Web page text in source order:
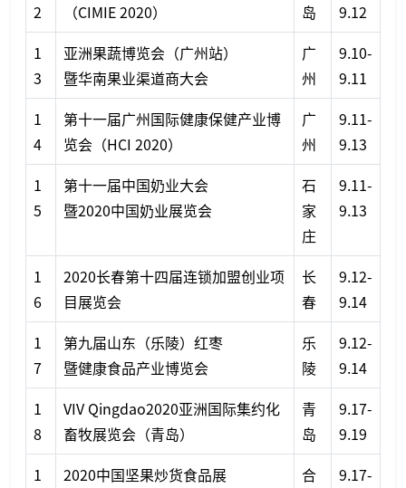
2
（CIMIE 2020）
岛
9.12
1
3
亚洲果蔬博览会（广州站）
暨华南果业渠道商大会
广
州
9.10-
9.11
1
4
第十一届广州国际健康保健产业博
览会（HCI 2020）
广
州
9.11-
9.13
1
5
第十一届中国奶业大会
暨2020中国奶业展览会
石
家
庄
9.11-
9.13
1
6
2020长春第十四届连锁加盟创业项
目展览会
长
春
9.12-
9.14
1
7
第九届山东（乐陵）红枣
暨健康食品产业博览会
乐
陵
9.12-
9.14
1
8
VIV Qingdao2020亚洲国际集约化
畜牧展览会（青岛）
青
岛
9.17-
9.19
1
2020中国坚果炒货食品展
合
9.17-